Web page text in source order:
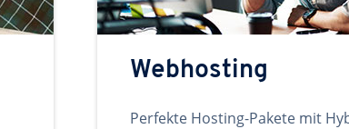
Webhosting
Perfekte Hosting-Pakete mit